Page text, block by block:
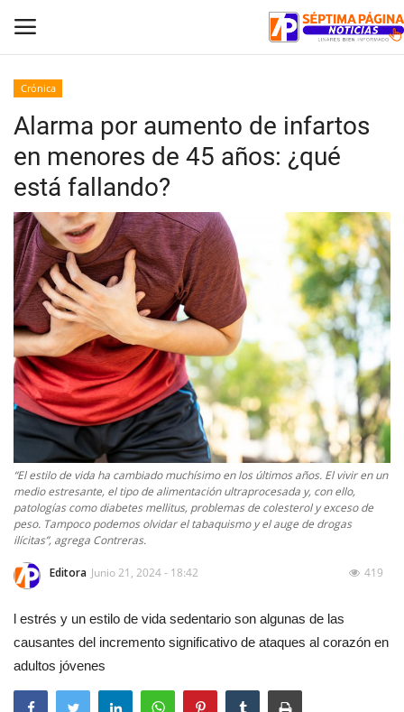
Inicio
Crónica
Policial
Tribunales
Deporte
Política
Espectáculos
Crónica
Alarma por aumento de infartos
en menores de 45 años: ¿qué
está fallando?
“El estilo de vida ha cambiado muchísimo en los últimos años. El vivir en un
medio estresante, el tipo de alimentación ultraprocesada y, con ello,
patologías como diabetes mellitus, problemas de colesterol y exceso de
peso. Tampoco podemos olvidar el tabaquismo y el auge de drogas
ilícitas”, agrega Contreras.
Editora Junio 21, 2024 - 18:42 419
l estrés y un estilo de vida sedentario son algunas de las
causantes del incremento significativo de ataques al corazón en
adultos jóvenes